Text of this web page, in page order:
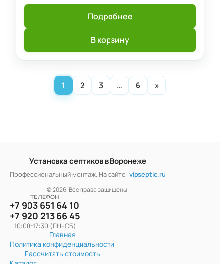
Подробнее
В корзину
1 2 3 … 6 »
Установка септиков в Воронеже
Профессиональный монтаж. На сайте: vipseptic.ru
© 2026. Все права защищены.
ТЕЛЕФОН
+7 903 651 64 10
+7 920 213 66 45
10:00-17:30 (ПН–СБ)
Главная
Политика конфиденциальности
Рассчитать стоимость